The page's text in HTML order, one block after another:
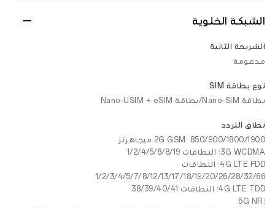
الشبكة الخلوية
الشريحة الثانية
مدعومة
نوع بطاقة SIM
بطاقة Nano-SIM/بطاقة Nano-USIM + eSIM
نطاق التردد
2G GSM: 850/900/1800/1900 ميجاهرتز
3G WCDMA: النطاقات 1/2/4/5/6/8/19
4G LTE FDD: النطاقات
1/2/3/4/5/7/8/12/13/17/18/19/20/26/28/32/66
4G LTE TDD: النطاقات 38/39/40/41
5G NR: